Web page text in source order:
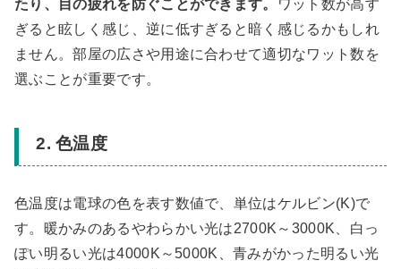
たり、目の疲れを防ぐことができます。
ワット数が高す
ぎると眩しく感じ、逆に低すぎると暗く感じるかもしれ
ません。部屋の広さや用途に合わせて適切なワット数を
選ぶことが重要です。
2. 色温度
色温度は電球の色を表す数値で、単位はケルビン(K)で
す。暖かみのあるやわらかい光は2700K～3000K、白っ
ぽい明るい光は4000K～5000K、青みがかった明るい光